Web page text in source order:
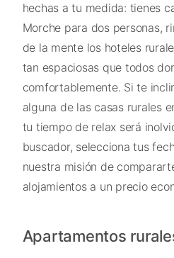
hechas a tu medida: tienes
Morche para dos personas,
de la mente los hoteles
tan espaciosas que todos
comfortablemente. Si te
alguna de las casas rurales
tu tiempo de relax será
buscador, selecciona tus
nuestra misión de
alojamientos a un precio
Apartamentos